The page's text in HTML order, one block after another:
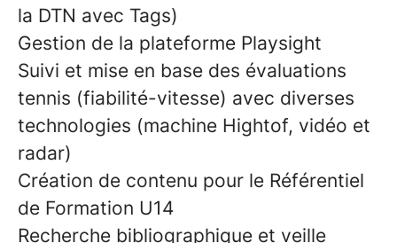
la DTN avec Tags)
Gestion de la plateforme Playsight
Suivi et mise en base des évaluations
tennis (fiabilité-vitesse) avec diverses
technologies (machine Hightof, vidéo et
radar)
Création de contenu pour le Référentiel
de Formation U14
Recherche bibliographique et veille